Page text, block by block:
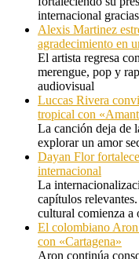
internacional
Alexis Martinez
agradecimiento en
El artista regresa
merengue, pop y
audiovisual
Luccas Rivera
tropical con
La canción deja de
explorar un amor
Dayan Flor
internacional
La
capítulos
cultural comienza a
El colombiano
con «Cartagena»
Aron continúa